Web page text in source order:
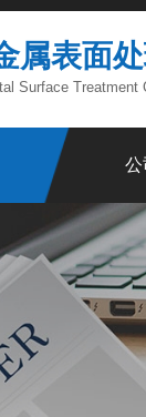
属表面
Surface Treatment
公